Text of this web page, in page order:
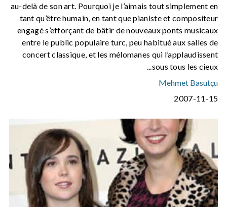
au-delà de son art. Pourquoi je l’aimais tout simplement en
tant qu’être humain, en tant que pianiste et compositeur
engagé s’efforçant de bâtir de nouveaux ponts musicaux
entre le public populaire turc, peu habitué aux salles de
concert classique, et les mélomanes qui l’applaudissent
sous tous les cieux...
Mehmet Basutçu
2007-11-15